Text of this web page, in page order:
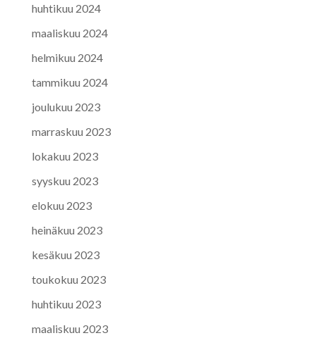
huhtikuu 2024
maaliskuu 2024
helmikuu 2024
tammikuu 2024
joulukuu 2023
marraskuu 2023
lokakuu 2023
syyskuu 2023
elokuu 2023
heinäkuu 2023
kesäkuu 2023
toukokuu 2023
huhtikuu 2023
maaliskuu 2023